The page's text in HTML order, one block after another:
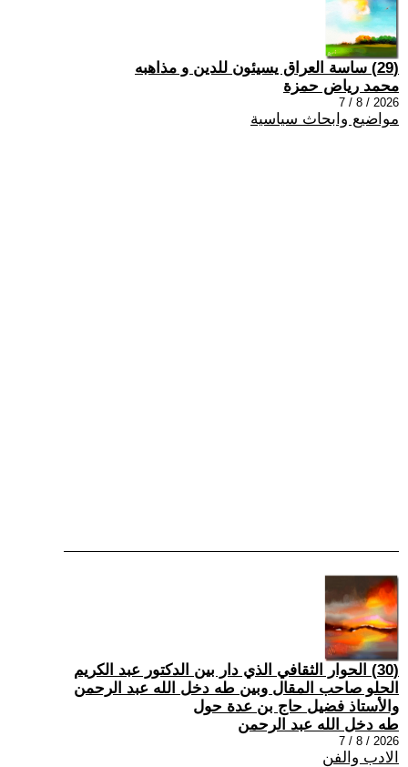
(29) ساسة العراق يسيئون للدين و مذاهبه
محمد رياض حمزة
2026 / 8 / 7
مواضيع وابحاث سياسية
(30) الحوار الثقافي الذي دار بين الدكتور عبد الكريم
الحلو صاحب المقال وبين طه دخل الله عبد الرحمن
والأستاذ فضيل حاج بن عدة حول
طه دخل الله عبد الرحمن
2026 / 8 / 7
الادب والفن